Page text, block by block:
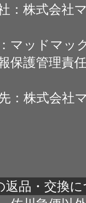
：株式会社
マッドマッ
保護管理責
：株式会社
返品・交換